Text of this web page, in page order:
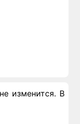
изменится. В